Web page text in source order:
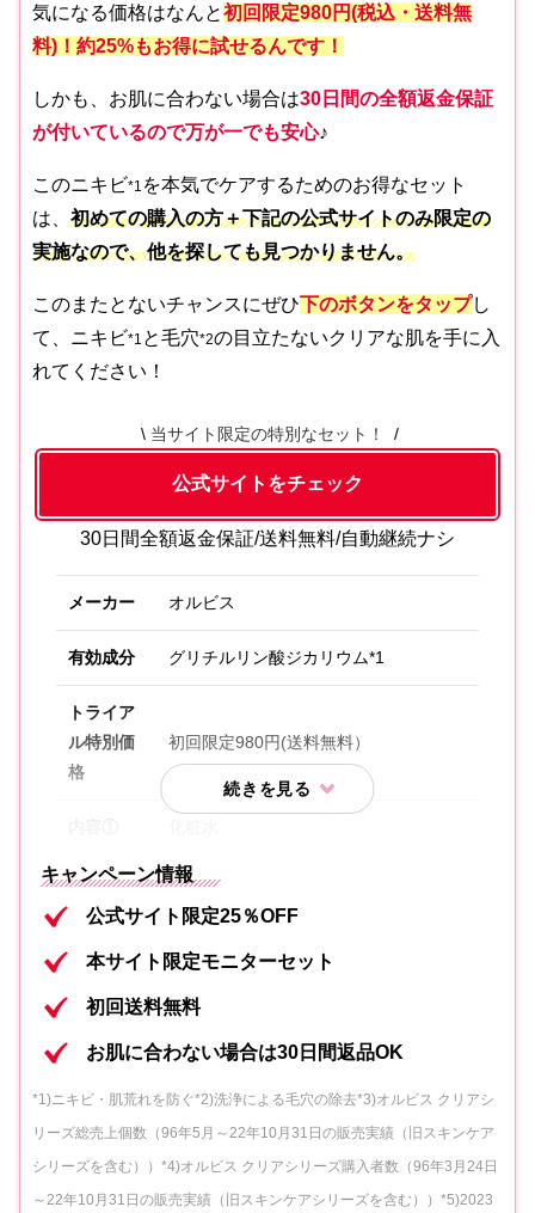
気になる価格はなんと初回限定980円(税込・送料無
料)！約25%もお得に試せるんです！
しかも、お肌に合わない場合は30日間の全額返金保証
が付いているので万が一でも安心♪
このニキビ*1 を本気でケアするためのお得なセット
は、 初めての購入の方＋下記の公式サイトのみ限定の
実施なので、他を探しても見つかりません。
このまたとないチャンスにぜひ下のボタンをタップし
て、ニキビ*1 と毛穴*2の目立たないクリアな肌を手に入
れてください！
当サイト限定の特別なセット！
公式サイトをチェック
30日間全額返金保証/送料無料/自動継続ナシ
メーカー オルビス
有効成分 グリチルリン酸ジカリウム*1
トライア
ル特別価
格
初回限定980円(送料無料）
内容② 保湿液
内容⑤ ニキビケアジェル 3包
内容⑥ 泡立てネット
キャンペーン情報
公式サイト限定25％OFF
本サイト限定モニターセット
初回送料無料
お肌に合わない場合は30日間返品OK
*1)ニキビ・肌荒れを防ぐ*2)洗浄による毛穴の除去*3)オルビス クリアシ
リーズ総売上個数（96年5月～22年10月31日の販売実績（旧スキンケア
シリーズを含む））*4)オルビス クリアシリーズ購入者数（96年3月24日
～22年10月31日の販売実績（旧スキンケアシリーズを含む））*5)2023